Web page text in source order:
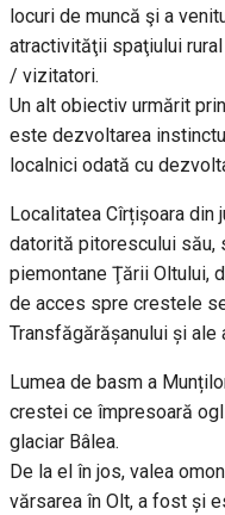
locuri de muncă şi a
atractivităţii spaţiului
/ vizitatori.
Un alt obiectiv urmărit
este dezvoltarea
localnici odată cu
Localitatea Cîrțișoara
datorită pitorescului
piemontane Ţării Oltului,
de acces spre crestele
Transfăgărășanului și
Lumea de basm a
crestei ce împresoară
glaciar Bâlea.
De la el în jos, valea
vărsarea în Olt, a fost și